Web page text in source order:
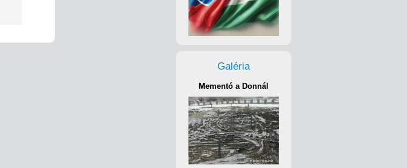
Galéria
Mementó a Donnál